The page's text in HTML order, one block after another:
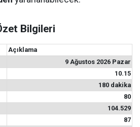
Bilgileri
Açıklama
9 Ağustos 2026 Pazar
10.15
180 dakika
80
104.529
87